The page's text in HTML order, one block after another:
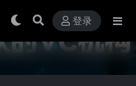
登录